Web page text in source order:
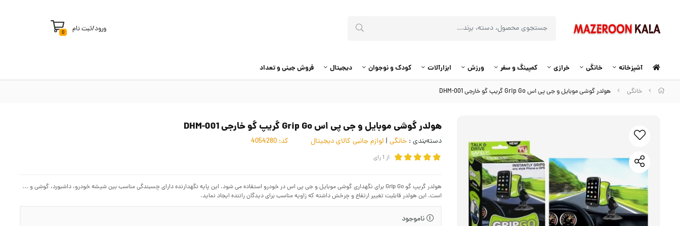
ورود/ثبت نام 0
آشپزخانه خانگی خرازی کمپینگ و سفر ورزش ابزارآلات کودک و نوجوان دیجیتال فروش جینی و تعداد
خانگی هولدر گوشی موبایل و جی پی اس Grip Go گریپ گو خارجی DHM-001
هولدر گوشی موبایل و جی پی اس Grip Go گریپ گو خارجی DHM-001
دسته‌بندی : خانگی | لوازم جانبی کالای دیجیتال کد:
از 1رای
هولدر گریپ گو Grip Go برای نگهداری گوشی موبایل و جی پی اس در خودرو استفاده می شود. این پایه نگهدارنده دارای چسبندگی مناسب بین شیشه خودرو، داشبورد، گوشی و ...
است. این هولدر قابلیت تغییر ارتفاع و چرخش داشته که زاویه مناسب برای دیدگان راننده ایجاد نماید.
ناموجود